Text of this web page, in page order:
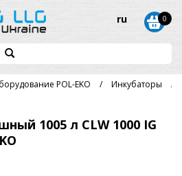
ru 0
POL-EKO Инкубаторы
1005 л CLW 1000 IG